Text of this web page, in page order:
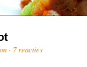
· 7 reacties